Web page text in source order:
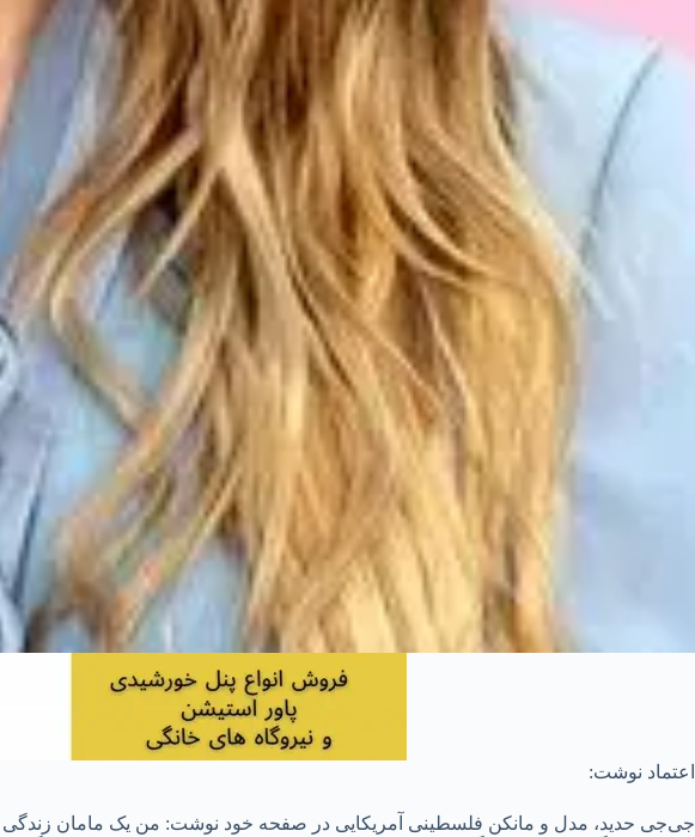
اعتماد نوشت:
جی‌جی حدید، مدل و مانکن فلسطینی آمریکایی در صفحه خود نوشت: من یک مامان زندگی